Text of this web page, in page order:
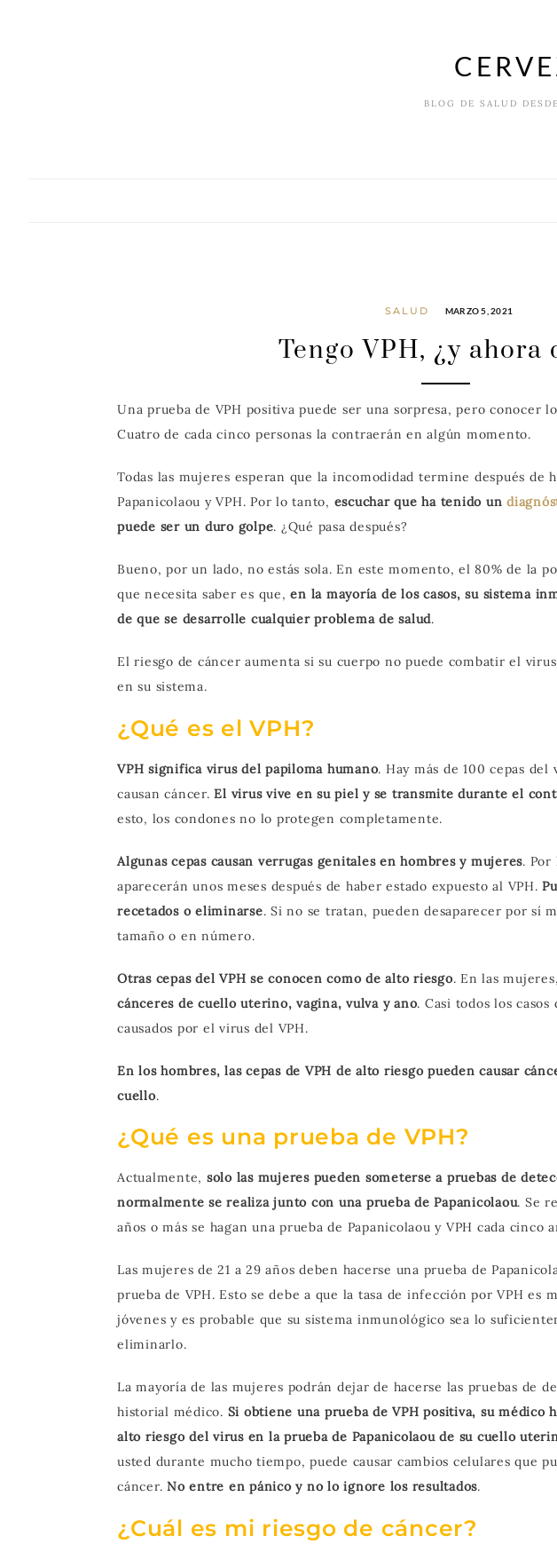
BLOG DE SALUD
SALUD MARZO 5, 2021
Tengo VPH, ¿y ahora
Una prueba de VPH positiva puede ser una sorpresa, pero conocer
Cuatro de cada cinco personas la contraerán en algún momento.
Todas las mujeres esperan que la incomodidad termine después de
Papanicolaou y VPH. Por lo tanto, escuchar que ha tenido un
puede ser un duro golpe. ¿Qué pasa después?
Bueno, por un lado, no estás sola. En este momento, el 80% de la
que necesita saber es que,en la mayoría de los casos, su sistema
de que se desarrolle cualquier problema de salud.
El riesgo de cáncer aumenta si su cuerpo no puede combatir el
en su sistema.
¿Qué es el VPH?
VPH significa virus del papiloma humano. Hay más de 100 cepas
causan cáncer.El virus vive en su piel y se transmite durante el
esto, los condones no lo protegen completamente.
Algunas cepas causan verrugas genitales en hombres y mujeres. Por
aparecerán unos meses después de haber estado expuesto al VPH.
recetados o eliminarse. Si no se tratan, pueden desaparecer por sí
tamaño o en número.
Otras cepas del VPH se conocen como de alto riesgo. En las mujeres,
cánceres de cuello uterino, vagina, vulva y ano. Casi todos los
causados ​​por el virus del VPH.
En los hombres, las cepas de VPH de alto riesgo pueden causar
cuello.
¿Qué es una prueba de VPH?
Actualmente, solo las mujeres pueden someterse a pruebas de
normalmente se realiza junto con una prueba de Papanicolaou. Se
años o más se hagan una prueba de Papanicolaou y VPH cada cinco
Las mujeres de 21 a 29 años deben hacerse una prueba de
prueba de VPH. Esto se debe a que la tasa de infección por VPH es
jóvenes y es probable que su sistema inmunológico sea lo
eliminarlo.
La mayoría de las mujeres podrán dejar de hacerse las pruebas de
historial médico. Si obtiene una prueba de VPH positiva, su médico
alto riesgo del virus en la prueba de Papanicolaou de su cuello
usted durante mucho tiempo, puede causar cambios celulares que
cáncer. No entre en pánico y no lo ignore los resultados.
¿Cuál es mi riesgo de cáncer?